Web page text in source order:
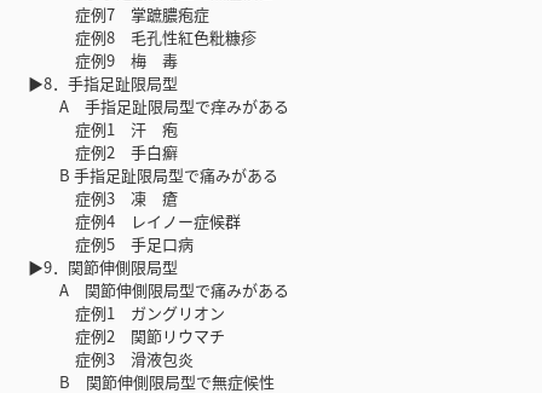
症例7 掌蹠膿疱症
症例8 毛孔性紅色粃糠疹
症例9 梅 毒
▶8．手指足趾限局型
A 手指足趾限局型で痒みがある
症例1 汗 疱
症例2 手白癬
B 手指足趾限局型で痛みがある
症例3 凍 瘡
症例4 レイノー症候群
症例5 手足口病
▶9．関節伸側限局型
A 関節伸側限局型で痛みがある
症例1 ガングリオン
症例2 関節リウマチ
症例3 滑液包炎
B 関節伸側限局型で無症候性